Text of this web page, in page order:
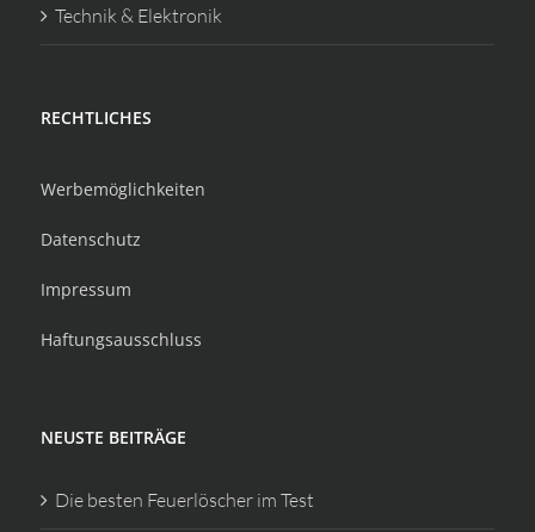
Technik & Elektronik
RECHTLICHES
Werbemöglichkeiten
Datenschutz
Impressum
Haftungsausschluss
NEUSTE BEITRÄGE
Die besten Feuerlöscher im Test